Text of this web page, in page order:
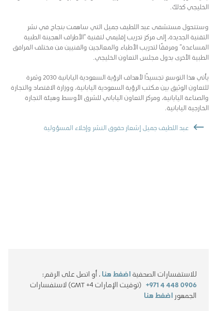
الخليجي كذلك.
وستتحول مستشفى عبد اللطيف جميل التي ساهمت بنجاح في نشر
التقنية الجديدة، إلى مركز تدريب إقليمي لتقنية “الأطراف الهجينة الطبية
المساعدة” ومرفقًا لتدريب الأطباء والمعالجين والفنيين من مختلف المرافق
الطبية الأخرى بدول مجلس التعاون الخليجي.
يأتي هذا التوسع تجسيدًا لأهداف الرؤية السعودية اليابانية 2030 وثمرة
للتعاون الوثيق بين مكتب الرؤية السعودية اليابانية، ووزارة الاقتصاد والتجارة
والصناعة اليابانية، ومركز التعاون الياباني للشرق الأوسط وهيئة التجارة
الخارجية اليابانية.
عبد اللطيف جميل إشعار حقوق النشر وإخلاء المسؤولية
للاستفسارات الصحفيةاضغط هنا، أو اتصل على الرقم:
+971 4 448 0906
(توقيت الإمارات GMT +4) لاستفسارات
الجمهور اضغط هنا